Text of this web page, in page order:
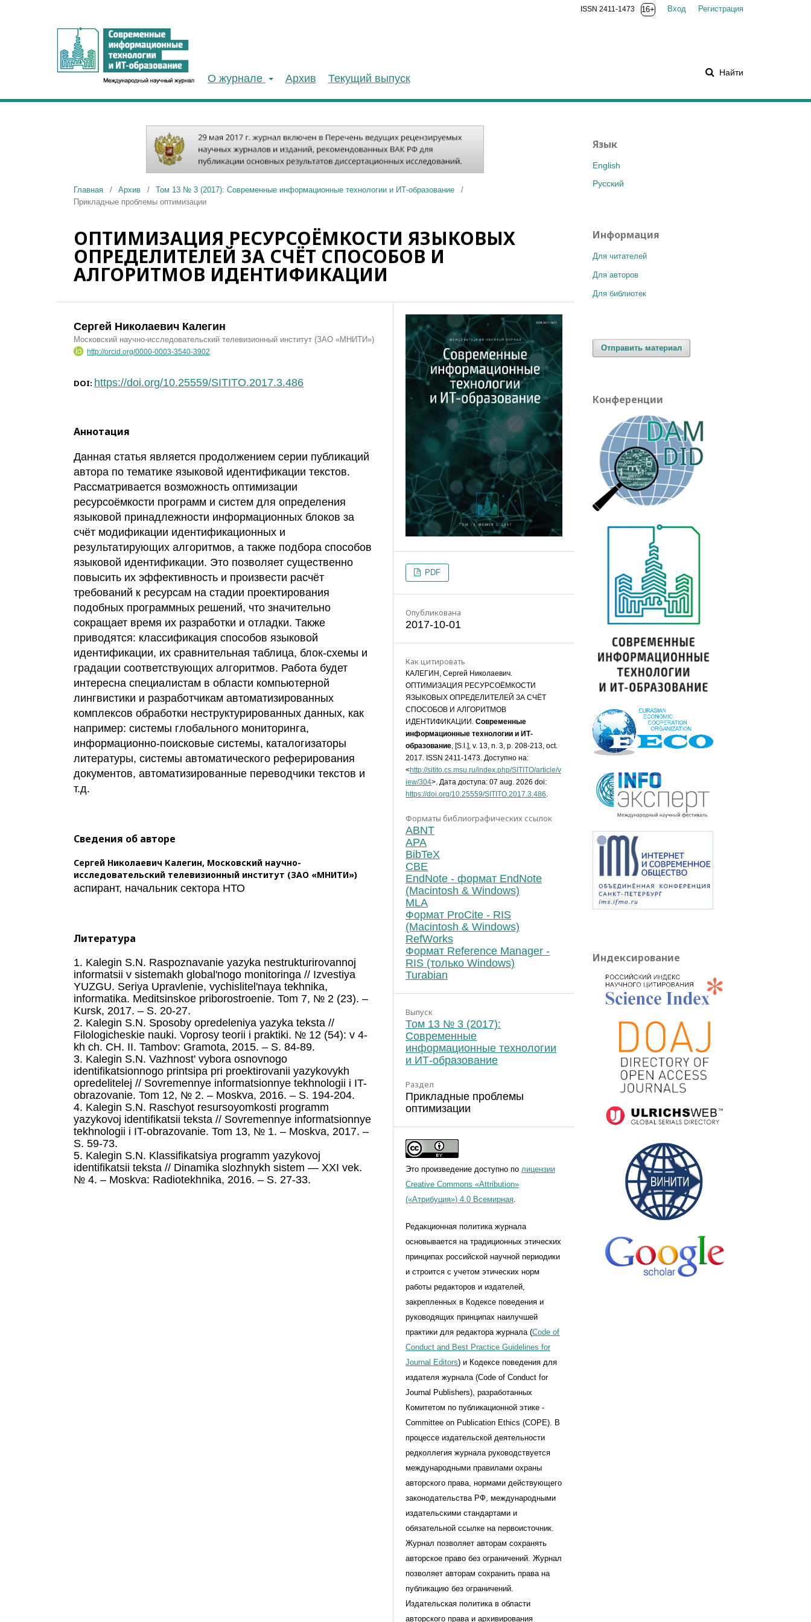
Текущий выпуск
Архив
О журнале Найти
Регистрация
Вход
ISSN 2411-1473 16+
Главная / Архив / Том 13 № 3 (2017): Современные информационные технологии и ИТ-образование
/
Прикладные проблемы оптимизации
ОПТИМИЗАЦИЯ РЕСУРСОЁМКОСТИ ЯЗЫКОВЫХ
ОПРЕДЕЛИТЕЛЕЙ ЗА СЧЁТ СПОСОБОВ И
АЛГОРИТМОВ ИДЕНТИФИКАЦИИ
Сергей Николаевич Калегин
Московский научно-исследовательский телевизионный институт (ЗАО «МНИТИ»)
http://orcid.org/0000-0003-3540-3902
DOI: https://doi.org/10.25559/SITITO.2017.3.486
Аннотация
Данная статья является продолжением серии публикаций
автора по тематике языковой идентификации текстов.
Рассматривается возможность оптимизации
ресурсоёмкости программ и систем для определения
языковой принадлежности информационных блоков за
счёт модификации идентификационных и
результатирующих алгоритмов, а также подбора способов
языковой идентификации. Это позволяет существенно
повысить их эффективность и произвести расчёт
требований к ресурсам на стадии проектирования
подобных программных решений, что значительно
сокращает время их разработки и отладки. Также
приводятся: классификация способов языковой
идентификации, их сравнительная таблица, блок-схемы и
градации соответствующих алгоритмов. Работа будет
интересна специалистам в области компьютерной
лингвистики и разработчикам автоматизированных
комплексов обработки неструктурированных данных, как
например: системы глобального мониторинга,
информационно-поисковые системы, каталогизаторы
литературы, системы автоматического реферирования
документов, автоматизированные переводчики текстов и
т.д.
Сведения об авторе
Сергей Николаевич Калегин, Московский научно-
исследовательский телевизионный институт (ЗАО «МНИТИ»)
аспирант, начальник сектора НТО
Литература
1. Kalegin S.N. Raspoznavanie yazyka nestrukturirovannoj
informatsii v sistemakh global'nogo monitoringa // Izvestiya
YUZGU. Seriya Upravlenie, vychislitel'naya tekhnika,
informatika. Meditsinskoe priborostroenie. Tom 7, № 2 (23). –
Kursk, 2017. – S. 20-27.
2. Kalegin S.N. Sposoby opredeleniya yazyka teksta //
Filologicheskie nauki. Voprosy teorii i praktiki. № 12 (54): v 4-
kh ch. CH. II. Tambov: Gramota, 2015. – S. 84-89.
3. Kalegin S.N. Vazhnost' vybora osnovnogo
identifikatsionnogo printsipa pri proektirovanii yazykovykh
opredelitelej // Sovremennye informatsionnye tekhnologii i IT-
obrazovanie. Tom 12, № 2. – Moskva, 2016. – S. 194-204.
4. Kalegin S.N. Raschyot resursoyomkosti programm
yazykovoj identifikatsii teksta // Sovremennye informatsionnye
tekhnologii i IT-obrazovanie. Tom 13, № 1. – Moskva, 2017. –
S. 59-73.
5. Kalegin S.N. Klassifikatsiya programm yazykovoj
identifikatsii teksta // Dinamika slozhnykh sistem — XXI vek.
№ 4. – Moskva: Radiotekhnika, 2016. – S. 27-33.
PDF
Опубликована
2017-10-01
Как цитировать
КАЛЕГИН, Сергей Николаевич.
ОПТИМИЗАЦИЯ РЕСУРСОЁМКОСТИ
ЯЗЫКОВЫХ ОПРЕДЕЛИТЕЛЕЙ ЗА СЧЁТ
СПОСОБОВ И АЛГОРИТМОВ
ИДЕНТИФИКАЦИИ. Современные
информационные технологии и ИТ-
образование, [S.l.], v. 13, n. 3, p. 208-213, oct.
2017. ISSN 2411-1473. Доступно на:
<http://sitito.cs.msu.ru/index.php/SITITO/article/v
iew/304>. Дата доступа: 07 aug. 2026 doi:
https://doi.org/10.25559/SITITO.2017.3.486.
Форматы библиографических ссылок
ABNT
APA
BibTeX
CBE
EndNote - формат EndNote
(Macintosh & Windows)
MLA
Формат ProCite - RIS
(Macintosh & Windows)
RefWorks
Формат Reference Manager -
RIS (только Windows)
Turabian
Выпуск
Том 13 № 3 (2017):
Современные
информационные технологии
и ИТ-образование
Раздел
Прикладные проблемы
оптимизации
Это произведение доступно по лицензии
Creative Commons «Attribution»
(«Атрибуция») 4.0 Всемирная.
Редакционная политика журнала
основывается на традиционных этических
принципах российской научной периодики
и строится с учетом этических норм
работы редакторов и издателей,
закрепленных в Кодексе поведения и
руководящих принципах наилучшей
практики для редактора журнала (Code of
Conduct and Best Practice Guidelines for
Journal Editors) и Кодексе поведения для
издателя журнала (Code of Conduct for
Journal Publishers), разработанных
Комитетом по публикационной этике -
Committee on Publication Ethics (COPE). В
процессе издательской деятельности
редколлегия журнала руководствуется
международными правилами охраны
авторского права, нормами действующего
законодательства РФ, международными
издательскими стандартами и
обязательной ссылке на первоисточник.
Журнал позволяет авторам сохранять
авторское право без ограничений. Журнал
позволяет авторам сохранить права на
публикацию без ограничений.
Издательская политика в области
авторского права и архивирования
Язык
English
Русский
Информация
Для читателей
Для авторов
Для библиотек
Отправить материал
Конференции
Индексирование